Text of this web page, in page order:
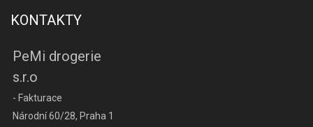
KONTAKTY
PeMi drogerie
s.r.o
- Fakturace
Národní 60/28, Praha 1